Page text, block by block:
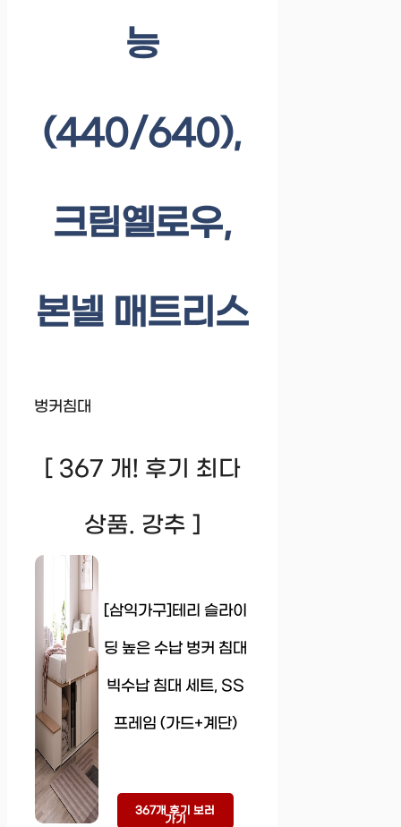
능
(440/640),
크림옐로우,
본넬 매트리스
벙커침대
[ 367 개! 후기 최다
상품. 강추 ]
[삼익가구]테리 슬라이
딩 높은 수납 벙커 침대
빅수납 침대 세트, SS
프레임 (가드+계단)
367개 후기 보러
가기